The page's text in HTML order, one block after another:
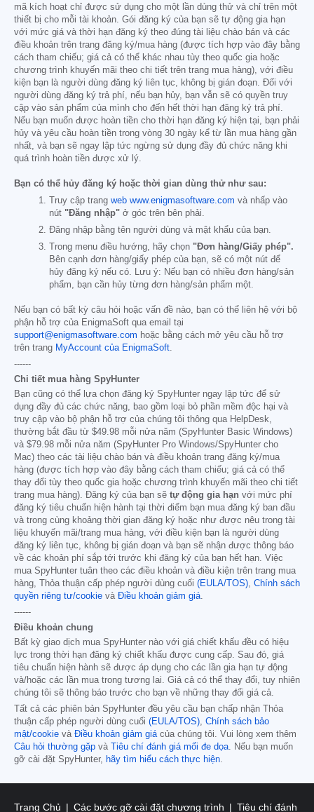
mã kích hoạt chỉ được sử dụng cho một lần dùng thử và chỉ trên một
thiết bị cho mỗi tài khoản. Gói đăng ký của bạn sẽ tự động gia hạn
với mức giá và thời hạn đăng ký theo đúng tài liệu chào bán và các
điều khoản trên trang đăng ký/mua hàng (được tích hợp vào đây bằng
cách tham chiếu; giá cả có thể khác nhau tùy theo quốc gia hoặc
chương trình khuyến mãi theo chi tiết trên trang mua hàng), với điều
kiện bạn là người dùng đăng ký liên tục, không bị gián đoạn. Đối với
người dùng đăng ký trả phí, nếu bạn hủy, bạn vẫn sẽ có quyền truy
cập vào sản phẩm của mình cho đến hết thời hạn đăng ký trả phí.
Nếu bạn muốn được hoàn tiền cho thời hạn đăng ký hiện tại, bạn phải
hủy và yêu cầu hoàn tiền trong vòng 30 ngày kể từ lần mua hàng gần
nhất, và bạn sẽ ngay lập tức ngừng sử dụng đầy đủ chức năng khi
quá trình hoàn tiền được xử lý.
Bạn có thể hủy đăng ký hoặc thời gian dùng thử như sau:
Truy cập trang web www.enigmasoftware.com và nhấp vào
nút "Đăng nhập" ở góc trên bên phải.
Đăng nhập bằng tên người dùng và mật khẩu của bạn.
Trong menu điều hướng, hãy chọn "Đơn hàng/Giấy phép".
Bên cạnh đơn hàng/giấy phép của bạn, sẽ có một nút để
hủy đăng ký nếu có. Lưu ý: Nếu bạn có nhiều đơn hàng/sản
phẩm, bạn cần hủy từng đơn hàng/sản phẩm một.
Nếu bạn có bất kỳ câu hỏi hoặc vấn đề nào, bạn có thể liên hệ với bộ
phận hỗ trợ của EnigmaSoft qua email tại
support@enigmasoftware.com hoặc bằng cách mở yêu cầu hỗ trợ
trên trang MyAccount của EnigmaSoft.
------
Chi tiết mua hàng SpyHunter
Bạn cũng có thể lựa chọn đăng ký SpyHunter ngay lập tức để sử
dụng đầy đủ các chức năng, bao gồm loại bỏ phần mềm độc hại và
truy cập vào bộ phận hỗ trợ của chúng tôi thông qua HelpDesk,
thường bắt đầu từ $49.98 mỗi nửa năm (SpyHunter Basic Windows)
và $79.98 mỗi nửa năm (SpyHunter Pro Windows/SpyHunter cho
Mac) theo các tài liệu chào bán và điều khoản trang đăng ký/mua
hàng (được tích hợp vào đây bằng cách tham chiếu; giá cả có thể
thay đổi tùy theo quốc gia hoặc chương trình khuyến mãi theo chi tiết
trang mua hàng). Đăng ký của bạn sẽ tự động gia hạn với mức phí
đăng ký tiêu chuẩn hiện hành tại thời điểm bạn mua đăng ký ban đầu
và trong cùng khoảng thời gian đăng ký hoặc như được nêu trong tài
liệu khuyến mãi/trang mua hàng, với điều kiện bạn là người dùng
đăng ký liên tục, không bị gián đoạn và bạn sẽ nhận được thông báo
về các khoản phí sắp tới trước khi đăng ký của bạn hết hạn. Việc
mua SpyHunter tuân theo các điều khoản và điều kiện trên trang mua
hàng, Thỏa thuận cấp phép người dùng cuối (EULA/TOS), Chính sách
quyền riêng tư/cookie và Điều khoản giảm giá.
------
Điều khoản chung
Bất kỳ giao dịch mua SpyHunter nào với giá chiết khấu đều có hiệu
lực trong thời hạn đăng ký chiết khấu được cung cấp. Sau đó, giá
tiêu chuẩn hiện hành sẽ được áp dụng cho các lần gia hạn tự động
và/hoặc các lần mua trong tương lai. Giá cả có thể thay đổi, tuy nhiên
chúng tôi sẽ thông báo trước cho bạn về những thay đổi giá cả.
Tất cả các phiên bản SpyHunter đều yêu cầu bạn chấp nhận Thỏa
thuận cấp phép người dùng cuối (EULA/TOS), Chính sách bảo
mật/cookie và Điều khoản giảm giácủa chúng tôi. Vui lòng xem thêm
Câu hỏi thường gặp và Tiêu chí đánh giá mối đe dọa. Nếu bạn muốn
gỡ cài đặt SpyHunter, hãy tìm hiểu cách thực hiện.
Trang Chủ Các bước gỡ cài đặt chương trình Tiêu chí đánh